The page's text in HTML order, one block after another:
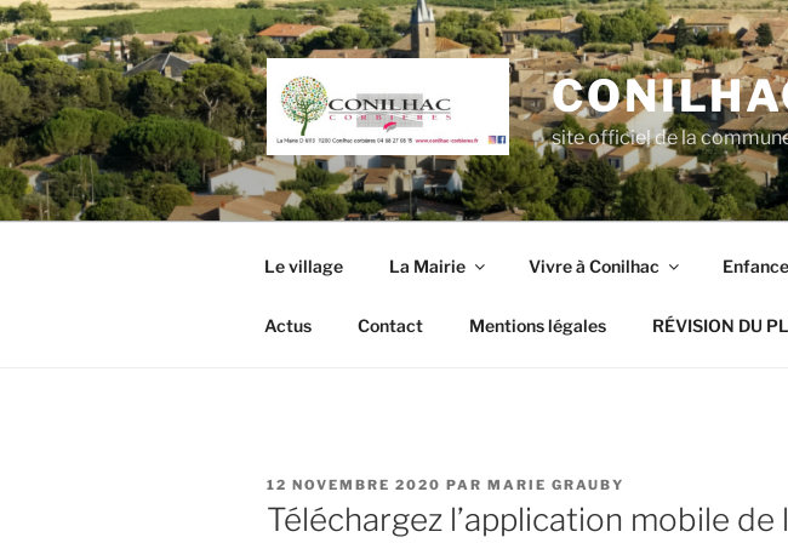
Aller
au
contenu
principal
site officiel de la
Le village La Mairie Vivre à Conilhac
Actus Contact Mentions légales RÉVISION DU
PUBLIÉ
LE
12 NOVEMBRE 2020 PAR MARIE GRAUBY
Téléchargez l’application mobile de